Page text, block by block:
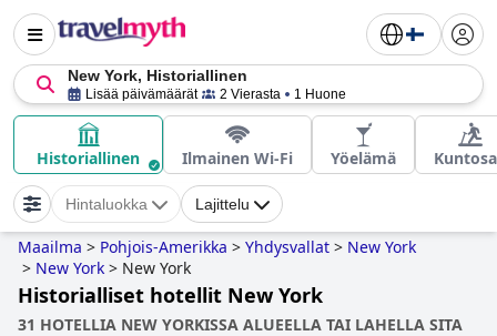
New York, Historiallinen
Lisää päivämäärät 2 Vierasta 1 Huone
Historiallinen Ilmainen Wi-Fi Yöelämä
Hintaluokka Lajittelu
Maailma > Pohjois-Amerikka > Yhdysvallat > New York
> New York > New York
Historialliset hotellit New York
31 HOTELLIA NEW YORKISSA ALUEELLA TAI LAHELLA SITA